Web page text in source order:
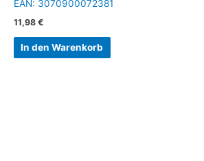
EAN: 3070900072381
11,98 €
In den Warenkorb